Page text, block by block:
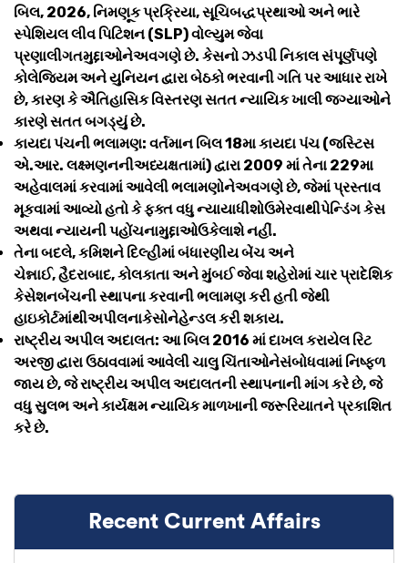
બિલ, 2026, નિમણૂક પ્રક્રિયા, સૂચિબદ્ધપ્રથાઓ અને ભારે
સ્પેશિયલ લીવ પિટિશન (SLP) વોલ્યુમ જેવા
પ્રણાલીગતમુદ્દાઓનેઅવગણે છે. કેસનો ઝડપી નિકાલ સંપૂર્ણપણે
કોલેજિયમ અને યુનિયન દ્વારા બેઠકો ભરવાની ગતિ પર આધાર રાખે
છે, કારણ કે ઐતિહાસિક વિસ્તરણ સતત ન્યાયિક ખાલી જગ્યાઓને
કારણે સતત બગડ્યું છે.
કાયદા પંચની ભલામણ: વર્તમાન બિલ 18મા કાયદા પંચ (જસ્ટિસ
એ.આર. લક્ષ્મણનનીઅધ્યક્ષતામાં) દ્વારા 2009 માં તેના 229મા
અહેવાલમાં કરવામાં આવેલી ભલામણોનેઅવગણે છે, જેમાં પ્રસ્તાવ
મૂકવામાં આવ્યો હતો કે ફક્ત વધુ ન્યાયાધીશોઉમેરવાથીપેન્ડિંગ કેસ
અથવા ન્યાયની પહોંચનામુદ્દાઓઉકેલાશે નહીં.
તેના બદલે, કમિશને દિલ્હીમાં બંધારણીય બેંચ અને
ચેન્નાઈ, હૈદરાબાદ, કોલકાતા અને મુંબઈ જેવા શહેરોમાં ચાર પ્રાદેશિક
કેસેશનબેંચની સ્થાપના કરવાની ભલામણ કરી હતી જેથી
હાઇકોર્ટમાંથીઅપીલનાકેસોનેહેન્ડલ કરી શકાય.
રાષ્ટ્રીય અપીલ અદાલત: આ બિલ 2016 માં દાખલ કરાયેલ રિટ
અરજી દ્વારા ઉઠાવવામાં આવેલી ચાલુ ચિંતાઓનેસંબોધવામાં નિષ્ફળ
જાય છે, જે રાષ્ટ્રીય અપીલ અદાલતની સ્થાપનાની માંગ કરે છે, જે
વધુ સુલભ અને કાર્યક્ષમ ન્યાયિક માળખાની જરૂરિયાતને પ્રકાશિત
કરે છે.
Recent Current Affairs